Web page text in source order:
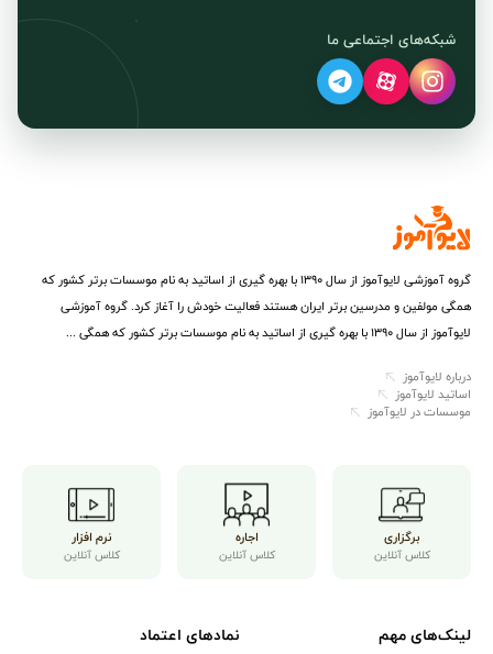
شبکه‌های اجتماعی ما
گروه آموزشی لایوآموز از سال ۱۳۹۰ با بهره گیری از اساتید به نام موسسات برتر کشور که
همگی مولفین و مدرسین برتر ایران هستند فعالیت خودش را آغاز کرد. گروه آموزشی
لایوآموز از سال ۱۳۹۰ با بهره گیری از اساتید به نام موسسات برتر کشور که همگی ...
درباره لایوآموز
اساتید لایوآموز
موسسات در لایوآموز
برگزاری
کلاس آنلاین
اجاره
کلاس آنلاین
نرم افزار
کلاس آنلاین
لینک‌های مهم نمادهای اعتماد